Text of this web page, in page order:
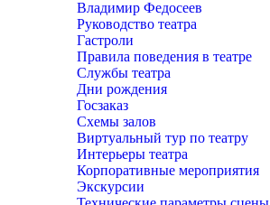
Владимир Федосеев
Руководство театра
Гастроли
Правила поведения в театре
Службы театра
Дни рождения
Госзаказ
Схемы залов
Виртуальный тур по театру
Интерьеры театра
Корпоративные мероприятия
Экскурсии